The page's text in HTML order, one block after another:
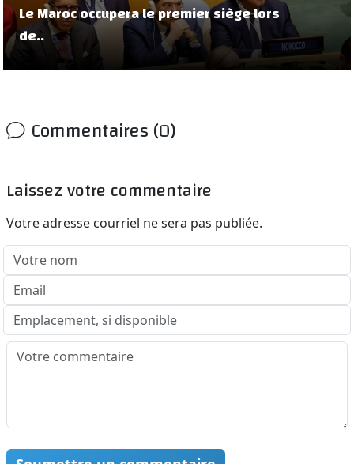
Le Maroc occupera le premier siège lors
de..
Commentaires (0)
Laissez votre commentaire
Votre adresse courriel ne sera pas publiée.